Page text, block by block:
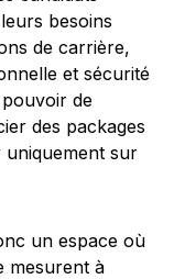
besoins
de carrière,
et sécurité
de
des packages
sur
un espace où
mesurent à